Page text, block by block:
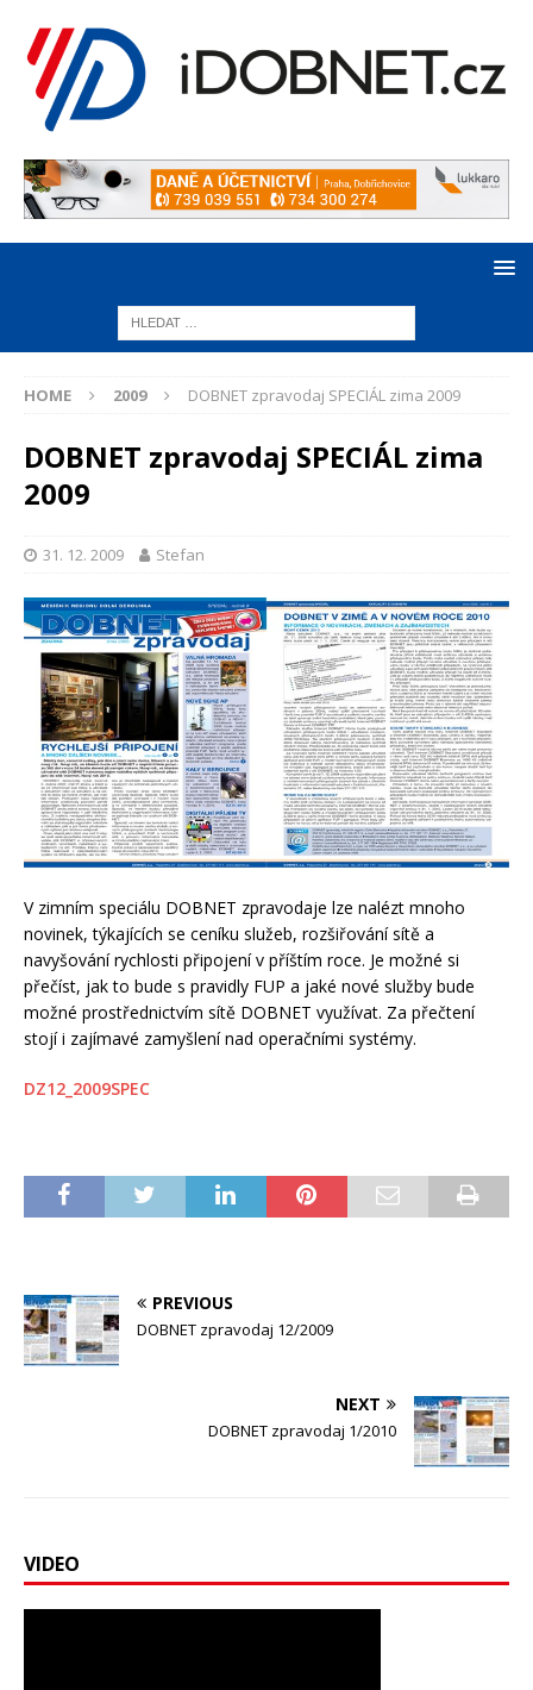
HOME 2009 DOBNET zpravodaj SPECIÁL zima 2009
DOBNET zpravodaj SPECIÁL zima
2009
31. 12. 2009 Stefan
V zimním speciálu DOBNET zpravodaje lze nalézt mnoho
novinek, týkajících se ceníku služeb, rozšiřování sítě a
navyšování rychlosti připojení v příštím roce. Je možné si
přečíst, jak to bude s pravidly FUP a jaké nové služby bude
možné prostřednictvím sítě DOBNET využívat. Za přečtení
stojí i zajímavé zamyšlení nad operačními systémy.
DZ12_2009SPEC
PREVIOUS
DOBNET zpravodaj 12/2009
NEXT
DOBNET zpravodaj 1/2010
VIDEO